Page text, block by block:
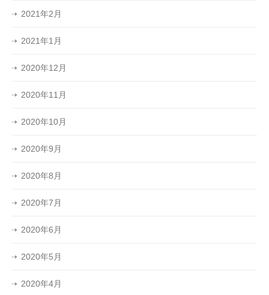
2021年2月
2021年1月
2020年12月
2020年11月
2020年10月
2020年9月
2020年8月
2020年7月
2020年6月
2020年5月
2020年4月